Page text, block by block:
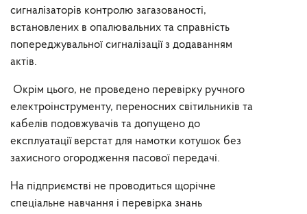
сигналізаторів контролю загазованості,
встановлених в опалювальних та справність
попереджувальної сигналізації з додаванням
актів.
Окрім цього, не проведено перевірку ручного
електроінструменту, переносних світильників та
кабелів подовжувачів та допущено до
експлуатації верстат для намотки котушок без
захисного огородження пасової передачі.
На підприємстві не проводиться щорічне
спеціальне навчання і перевірка знань